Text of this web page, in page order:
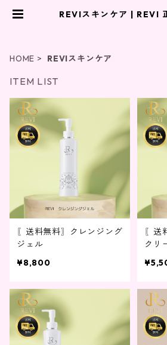
REVIスキンケア | REVI
HOME REVIスキンケア
ITEM LIST
〖送料無料〗クレンジング
ジェル
¥8,800
〖送
クリ